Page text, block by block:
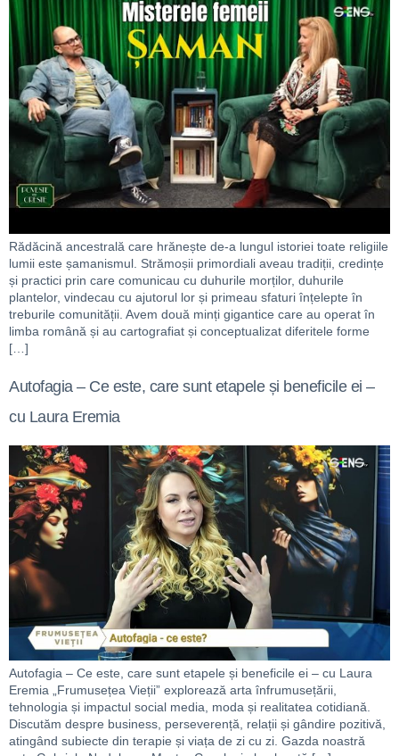
Rădăcină ancestrală care hrănește de-a lungul istoriei toate religiile
lumii este șamanismul. Strămoșii primordiali aveau tradiții, credințe
și practici prin care comunicau cu duhurile morților, duhurile
plantelor, vindecau cu ajutorul lor și primeau sfaturi înțelepte în
treburile comunității. Avem două minți gigantice care au operat în
limba română și au cartografiat și conceptualizat diferitele forme
[…]
Autofagia – Ce este, care sunt etapele și beneficile ei –
cu Laura Eremia
Autofagia – Ce este, care sunt etapele și beneficile ei – cu Laura
Eremia „Frumusețea Vieții” explorează arta înfrumusețării,
tehnologia și impactul social media, moda și realitatea cotidiană.
Discutăm despre business, perseverență, relații și gândire pozitivă,
atingând subiecte din terapie și viața de zi cu zi. Gazda noastră